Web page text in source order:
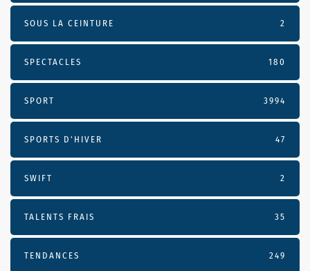
SOUS LA CEINTURE 2
SPECTACLES 180
SPORT 3994
SPORTS D'HIVER 47
SWIFT 2
TALENTS FRAIS 35
TENDANCES 249